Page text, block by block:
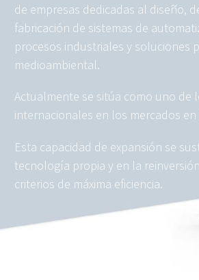
de empresas dedicadas al diseño,
fabricación de sistemas de
procesos industriales y soluciones
medioambiental.
Actualmente se sitúa como uno de
internacionales en los mercados en
Esta capacidad de expansión se
tecnología propia y en la reinversión
criterios de máxima eficiencia.